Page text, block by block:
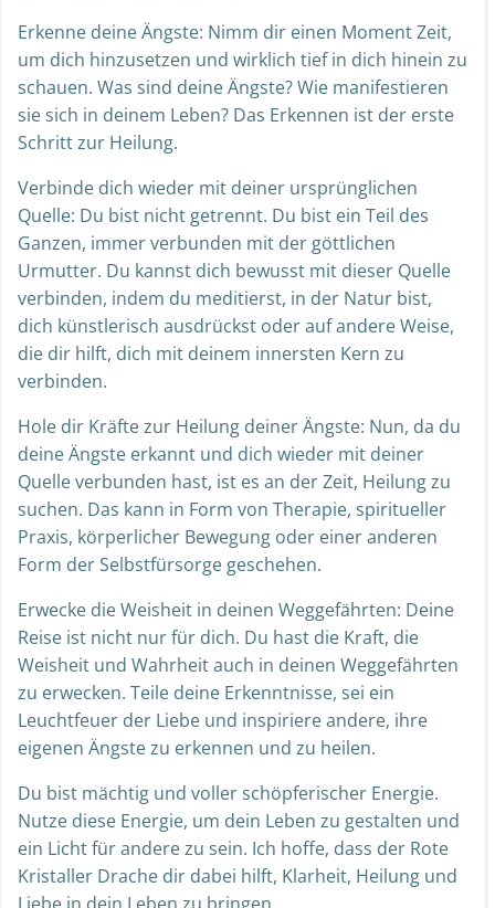
Erkenne deine Ängste: Nimm dir einen Moment Zeit,
um dich hinzusetzen und wirklich tief in dich hinein zu
schauen. Was sind deine Ängste? Wie manifestieren
sie sich in deinem Leben? Das Erkennen ist der erste
Schritt zur Heilung.
Verbinde dich wieder mit deiner ursprünglichen
Quelle: Du bist nicht getrennt. Du bist ein Teil des
Ganzen, immer verbunden mit der göttlichen
Urmutter. Du kannst dich bewusst mit dieser Quelle
verbinden, indem du meditierst, in der Natur bist,
dich künstlerisch ausdrückst oder auf andere Weise,
die dir hilft, dich mit deinem innersten Kern zu
verbinden.
Hole dir Kräfte zur Heilung deiner Ängste: Nun, da du
deine Ängste erkannt und dich wieder mit deiner
Quelle verbunden hast, ist es an der Zeit, Heilung zu
suchen. Das kann in Form von Therapie, spiritueller
Praxis, körperlicher Bewegung oder einer anderen
Form der Selbstfürsorge geschehen.
Erwecke die Weisheit in deinen Weggefährten: Deine
Reise ist nicht nur für dich. Du hast die Kraft, die
Weisheit und Wahrheit auch in deinen Weggefährten
zu erwecken. Teile deine Erkenntnisse, sei ein
Leuchtfeuer der Liebe und inspiriere andere, ihre
eigenen Ängste zu erkennen und zu heilen.
Du bist mächtig und voller schöpferischer Energie.
Nutze diese Energie, um dein Leben zu gestalten und
ein Licht für andere zu sein. Ich hoffe, dass der Rote
Kristaller Drache dir dabei hilft, Klarheit, Heilung und